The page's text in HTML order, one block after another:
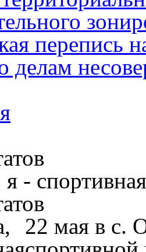
перепись
делам
-
22 мая в с.